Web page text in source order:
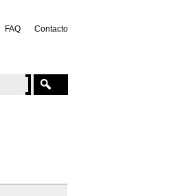
FAQ Contacto